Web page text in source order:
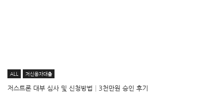
ALL 저신용자대출
저스트론 대부 심사 및 신청방법│3천만원 승인 후기